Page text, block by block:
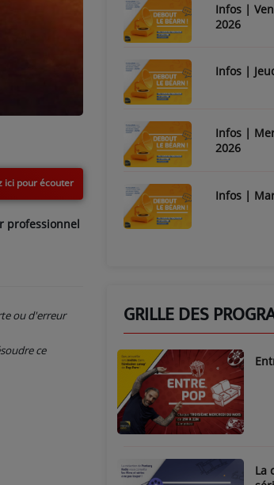
professionnel
ou d'erreur
ce
Infos |
2026
Infos |
Infos |
2026
Infos |
GRILLE DES
La